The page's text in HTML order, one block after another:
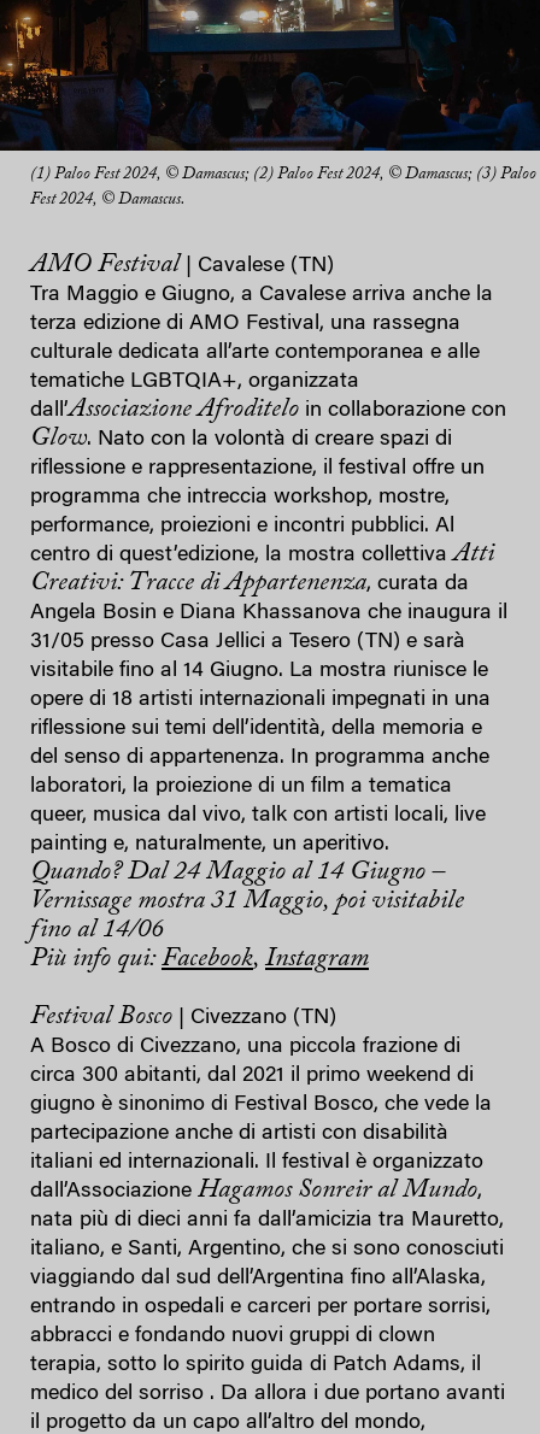
(1) Paloo Fest 2024, © Damascus; (2) Paloo Fest 2024, © Damascus; (3) Paloo
Fest 2024, © Damascus.
AMO Festival | Cavalese (TN)
Tra Maggio e Giugno, a Cavalese arriva anche la
terza edizione di AMO Festival, una rassegna
culturale dedicata all’arte contemporanea e alle
tematiche LGBTQIA+, organizzata
dall’Associazione Afroditelo in collaborazione con
Glow. Nato con la volontà di creare spazi di
riflessione e rappresentazione, il festival offre un
programma che intreccia workshop, mostre,
performance, proiezioni e incontri pubblici. Al
centro di quest’edizione, la mostra collettivaAtti
Creativi: Tracce di Appartenenza, curata da
Angela Bosin e Diana Khassanova che inaugura il
31/05 presso Casa Jellici a Tesero (TN) e sarà
visitabile fino al 14 Giugno. La mostra riunisce le
opere di 18 artisti internazionali impegnati in una
riflessione sui temi dell’identità, della memoria e
del senso di appartenenza. In programma anche
laboratori, la proiezione di un film a tematica
queer, musica dal vivo, talk con artisti locali, live
painting e, naturalmente, un aperitivo.
Quando? Dal 24 Maggio al 14 Giugno –
Vernissage mostra 31 Maggio, poi visitabile
fino al 14/06
Più info qui:Facebook, Instagram
Festival Bosco | Civezzano (TN)
A Bosco di Civezzano, una piccola frazione di
circa 300 abitanti, dal 2021 il primo weekend di
giugno è sinonimo di Festival Bosco, che vede la
partecipazione anche di artisti con disabilità
italiani ed internazionali. Il festival è organizzato
dall’Associazione Hagamos Sonreir al Mundo,
nata più di dieci anni fa dall’amicizia tra Mauretto,
italiano, e Santi, Argentino, che si sono conosciuti
viaggiando dal sud dell’Argentina fino all’Alaska,
entrando in ospedali e carceri per portare sorrisi,
abbracci e fondando nuovi gruppi di clown
terapia, sotto lo spirito guida di Patch Adams, il
medico del sorriso . Da allora i due portano avanti
il progetto da un capo all’altro del mondo,